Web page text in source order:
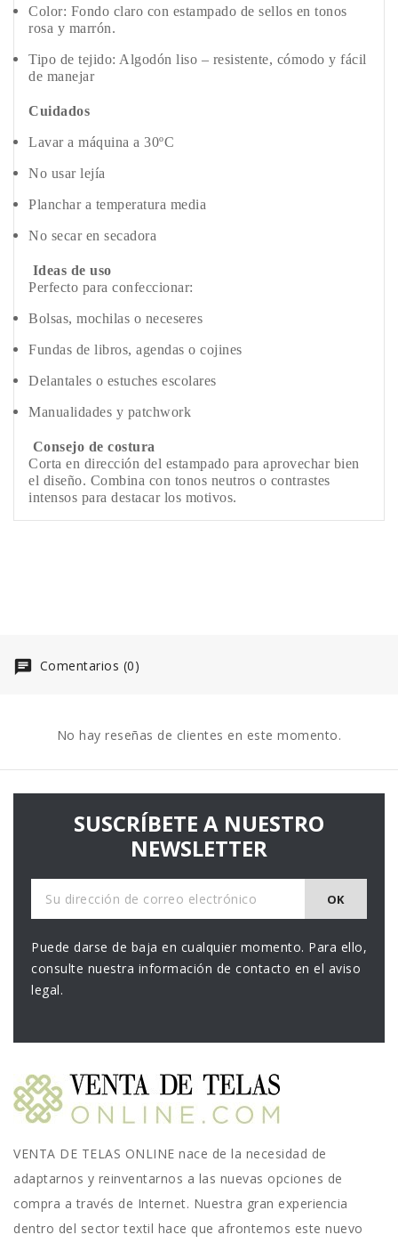
Color: Fondo claro con estampado de sellos en tonos
rosa y marrón.
Tipo de tejido: Algodón liso – resistente, cómodo y fácil
de manejar
Cuidados
Lavar a máquina a 30ºC
No usar lejía
Planchar a temperatura media
No secar en secadora
Ideas de uso
Perfecto para confeccionar:
Bolsas, mochilas o neceseres
Fundas de libros, agendas o cojines
Delantales o estuches escolares
Manualidades y patchwork
Consejo de costura
Corta en dirección del estampado para aprovechar bien
el diseño. Combina con tonos neutros o contrastes
intensos para destacar los motivos.
Comentarios (0)
No hay reseñas de clientes en este momento.
SUSCRÍBETE A NUESTRO
NEWSLETTER
Puede darse de baja en cualquier momento. Para ello,
consulte nuestra información de contacto en el aviso
legal.
VENTA DE TELAS ONLINE nace de la necesidad de
adaptarnos y reinventarnos a las nuevas opciones de
compra a través de Internet. Nuestra gran experiencia
dentro del sector textil hace que afrontemos este nuevo